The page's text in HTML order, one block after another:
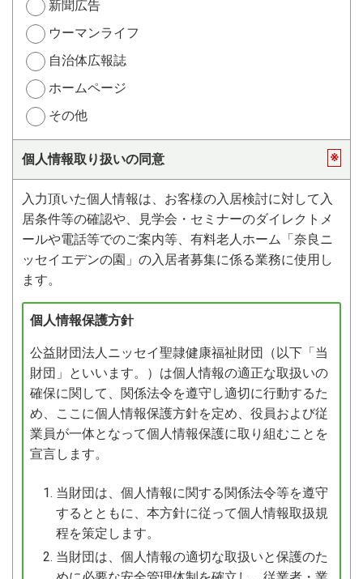
新聞広告
ウーマンライフ
自治体広報誌
ホームページ
その他
個人情報取り扱いの同意 ※
入力頂いた個人情報は、お客様の入居検討に対して入
居条件等の確認や、見学会・セミナーのダイレクトメ
ールや電話等でのご案内等、有料老人ホーム「奈良ニ
ッセイエデンの園」の入居者募集に係る業務に使用し
ます。
個人情報保護方針
公益財団法人ニッセイ聖隷健康福祉財団（以下「当
財団」といいます。）は個人情報の適正な取扱いの
確保に関して、関係法令を遵守し適切に行動するた
め、ここに個人情報保護方針を定め、役員および従
業員が一体となって個人情報保護に取り組むことを
宣言します。
当財団は、個人情報に関する関係法令等を遵守
するとともに、本方針に従って個人情報取扱規
程を策定します。
当財団は、個人情報の適切な取扱いと保護のた